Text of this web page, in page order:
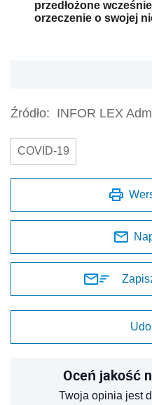
przedłożone
orzeczenie o swojej
Źródło: INFOR LEX
COVID-19
Oceń jakość
Twoja opinia jest